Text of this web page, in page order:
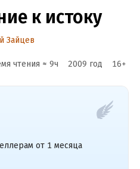
к истоку
Зайцев
чтения ≈ 9ч 2009 год 16+
от 1 месяца